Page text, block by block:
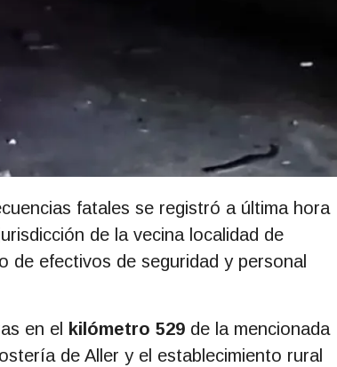
fatales se registró a última hora
de la vecina localidad de
de efectivos de seguridad y personal
en el kilómetro 529 de la mencionada
de Aller y el establecimiento rural